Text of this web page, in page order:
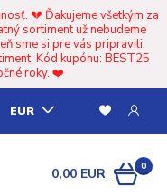
💔 Ďakujeme všetkým za
sortiment už nebudeme
sme si pre vás pripravili
Kód kupónu: BEST25
roky. ❤️
EUR
0
0,00 EUR